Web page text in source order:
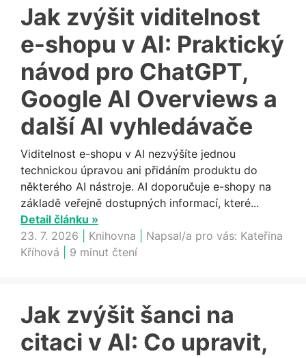
Jak zvýšit viditelnost
e-shopu v AI: Praktický
návod pro ChatGPT,
Google AI Overviews a
další AI vyhledávače
Viditelnost e-shopu v AI nezvýšíte jednou
technickou úpravou ani přidáním produktu do
některého AI nástroje. AI doporučuje e-shopy na
základě veřejně dostupných informací, které...
Detail článku »
23. 7. 2026
Knihovna Napsal/a pro vás: Kateřina
Kříhová
9 minut čtení
Jak zvýšit šanci na
citaci v AI: Co upravit,